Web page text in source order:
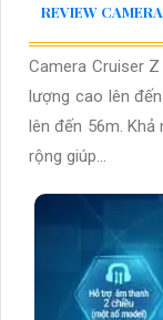
REVIEW
Camera Cruiser
lượng cao lên
lên đến 56m. Khả
rộng giúp...